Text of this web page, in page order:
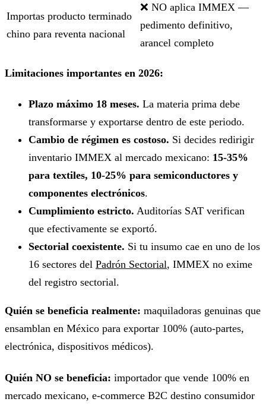
Importas producto terminado
chino para reventa nacional
❌ NO aplica IMMEX —
pedimento definitivo,
arancel completo
Limitaciones importantes en 2026:
Plazo máximo 18 meses. La materia prima debe
transformarse y exportarse dentro de este periodo.
Cambio de régimen es costoso. Si decides redirigir
inventario IMMEX al mercado mexicano: 15-35%
para textiles, 10-25% para semiconductores y
componentes electrónicos.
Cumplimiento estricto. Auditorías SAT verifican
que efectivamente se exportó.
Sectorial coexistente. Si tu insumo cae en uno de los
16 sectores del Padrón Sectorial, IMMEX no exime
del registro sectorial.
Quién se beneficia realmente: maquiladoras genuinas que
ensamblan en México para exportar 100% (auto-partes,
electrónica, dispositivos médicos).
Quién NO se beneficia: importador que vende 100% en
mercado mexicano, e-commerce B2C destino consumidor